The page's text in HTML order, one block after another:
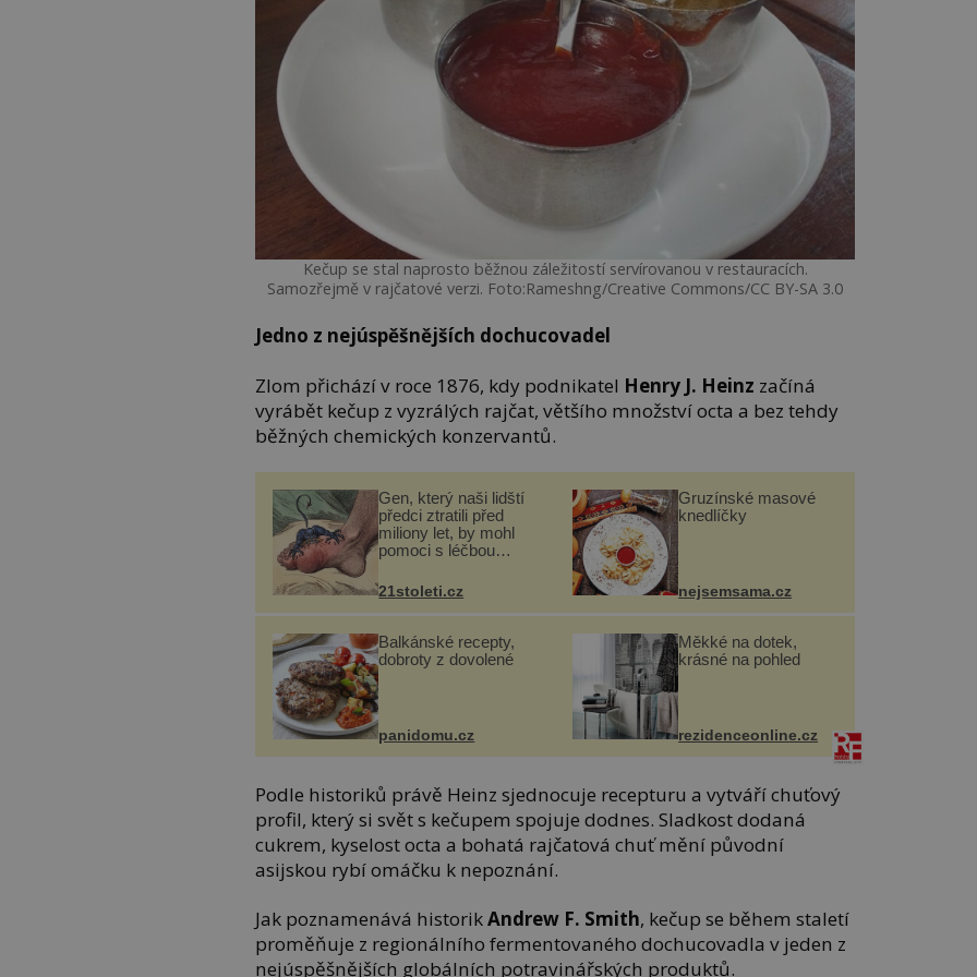
Kečup se stal naprosto běžnou záležitostí servírovanou v restauracích.
Samozřejmě v rajčatové verzi. Foto:Rameshng/Creative Commons/CC BY-SA 3.0
Jedno z nejúspěšnějších dochucovadel
Zlom přichází v roce 1876, kdy podnikatel Henry J. Heinz začíná
vyrábět kečup z vyzrálých rajčat, většího množství octa a bez tehdy
běžných chemických konzervantů.
Gen, který naši lidští
předci ztratili před
miliony let, by mohl
pomoci s léčbou
21stoleti.cz
Gruzínské masové
knedlíčky
nejsemsama.cz
Balkánské recepty,
dobroty z dovolené
panidomu.cz
Měkké na dotek,
krásné na pohled
rezidenceonline.cz
Podle historiků právě Heinz sjednocuje recepturu a vytváří chuťový
profil, který si svět s kečupem spojuje dodnes. Sladkost dodaná
cukrem, kyselost octa a bohatá rajčatová chuť mění původní
asijskou rybí omáčku k nepoznání.
Jak poznamenává historikAndrew F. Smith, kečup se během staletí
proměňuje z regionálního fermentovaného dochucovadla v jeden z
nejúspěšnějších globálních potravinářských produktů.